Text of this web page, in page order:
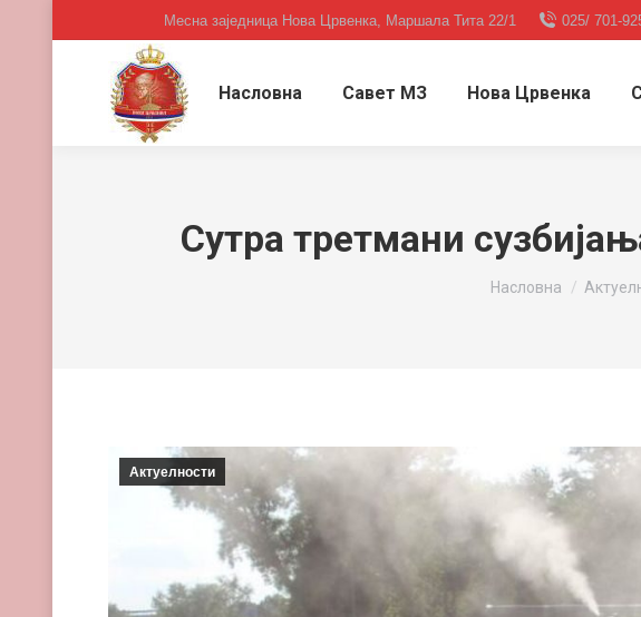
Месна заједница Нова Црвенка, Маршала Тита 22/1 025/ 701-
Насловна Савет МЗ Нова Црвенка
Сутра третмани
You are here:
Насловна
Актуелности